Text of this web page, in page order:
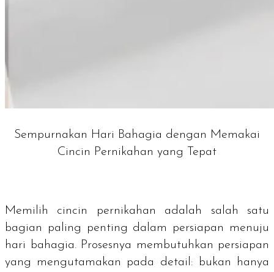
Sempurnakan Hari Bahagia dengan Memakai
Cincin Pernikahan yang Tepat
Memilih cincin pernikahan adalah salah satu
bagian paling penting dalam persiapan menuju
hari bahagia. Prosesnya membutuhkan persiapan
yang mengutamakan pada detail: bukan hanya